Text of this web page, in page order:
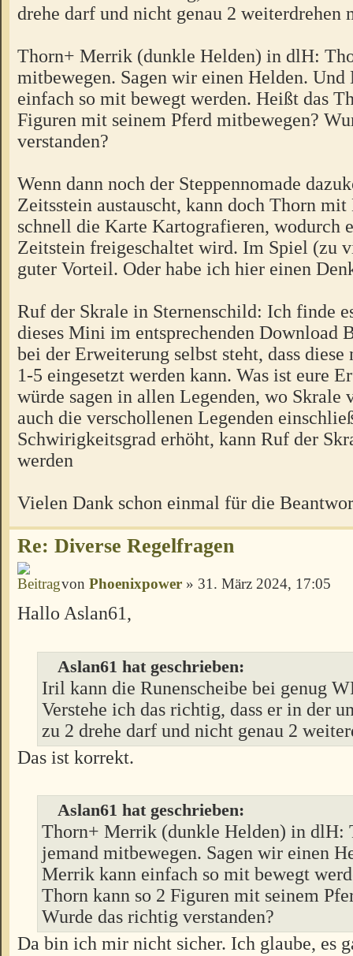
drehe darf und nicht genau 2 weiterdrehen
Thorn+ Merrik (dunkle Helden) in dlH:
mitbewegen. Sagen wir einen Helden.
einfach so mit bewegt werden. Heißt das
Figuren mit seinem Pferd mitbewegen?
verstanden?
Wenn dann noch der Steppennomade
Zeitsstein austauscht, kann doch Thorn
schnell die Karte Kartografieren, wodurch
Zeitstein freigeschaltet wird. Im Spiel (zu
guter Vorteil. Oder habe ich hier einen
Ruf der Skrale in Sternenschild: Ich finde
dieses Mini im entsprechenden Download
bei der Erweiterung selbst steht, dass
1-5 eingesetzt werden kann. Was ist eure
würde sagen in allen Legenden, wo Skrale
auch die verschollenen Legenden
Schwirigkeitsgrad erhöht, kann Ruf der
werden
Vielen Dank schon einmal für die
Re: Diverse Regelfragen
von Phoenixpower » 31. März 2024, 17:05
Hallo Aslan61,
Aslan61 hat geschrieben:
Iril kann die Runenscheibe bei genug
Verstehe ich das richtig, dass er in der
zu 2 drehe darf und nicht genau 2
Das ist korrekt.
Aslan61 hat geschrieben:
Thorn+ Merrik (dunkle Helden) in dlH:
jemand mitbewegen. Sagen wir einen
Merrik kann einfach so mit bewegt
Thorn kann so 2 Figuren mit seinem
Wurde das richtig verstanden?
Da bin ich mir nicht sicher. Ich glaube, es